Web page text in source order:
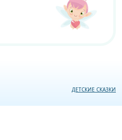
ДЕТСКИЕ СКАЗКИ